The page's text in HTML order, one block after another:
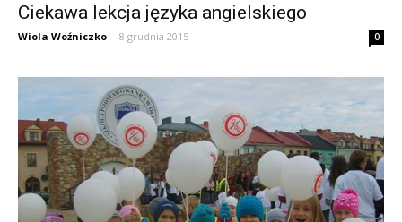
Ciekawa lekcja języka angielskiego
Wiola Woźniczko - 8 grudnia 2015 0